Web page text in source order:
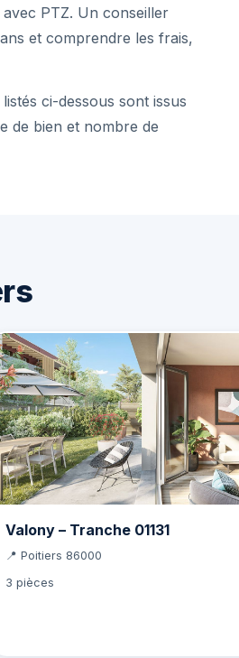
PTZ. Un conseiller
et comprendre les frais,
ci-dessous sont issus
de bien et nombre de
Valony – Tranche 01131
📍 Poitiers 86000
3 pièces